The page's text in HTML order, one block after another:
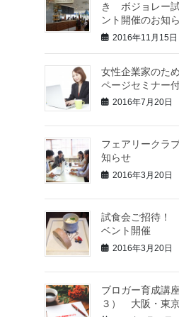
き ボジョレー
ント開催のお知
2016年11月15日
女性企業家のた
ページセミナー
2016年7月20日
フェアリークラ
知らせ
2016年3月20日
試食会ご招待！
ベント開催
2016年3月20日
ブロガー育成講
３） 大阪・東